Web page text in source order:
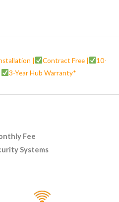
| Contract Free |
10-
3-Year Hub Warranty*
Fee
Systems